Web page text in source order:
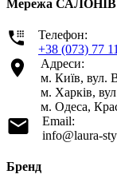
Мережа САЛОНІВ
Телефон:
+38 (073) 77
Адреси:
м. Київ, вул.
м. Харків,
м. Одеса,
Email:
info@laura-
Бренд